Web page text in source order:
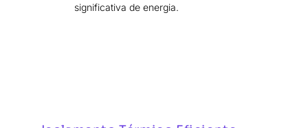
significativa de energia.